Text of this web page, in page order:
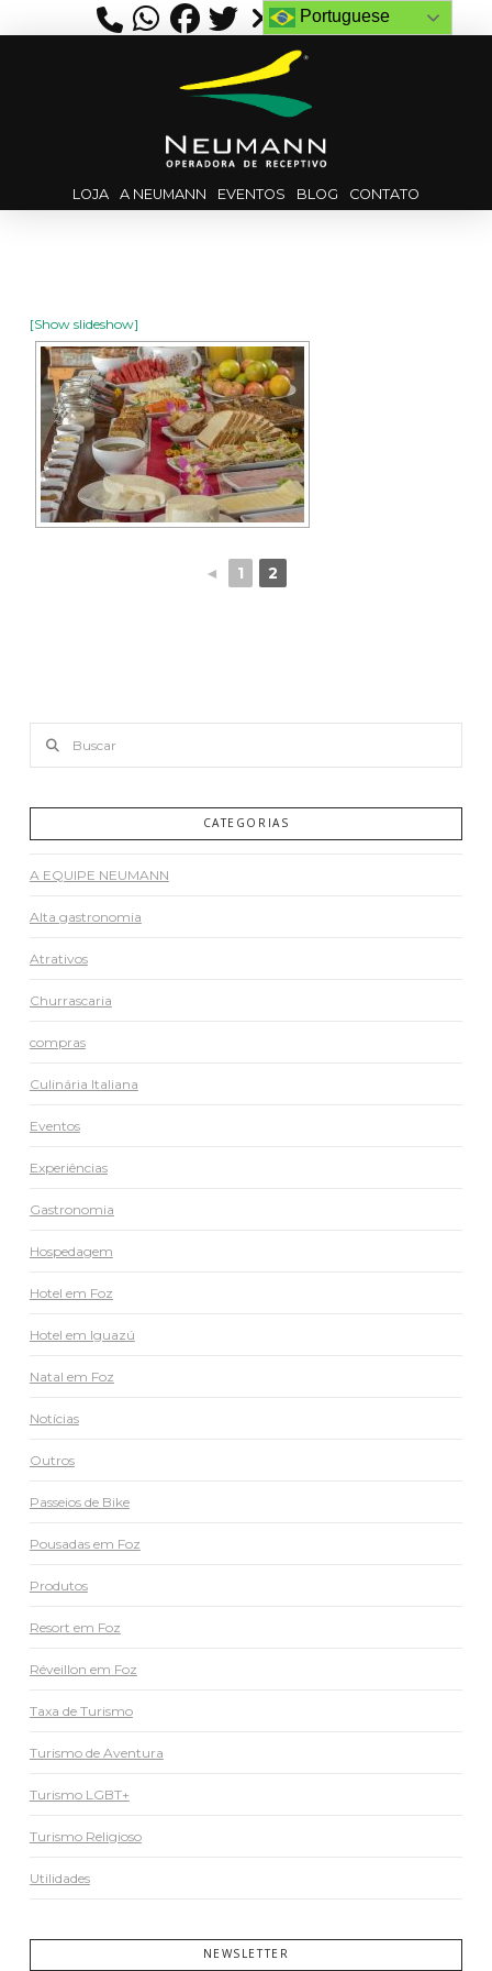
LOJA A NEUMANN EVENTOS BLOG CONTATO
[Show slideshow]
◄ 1 2
CATEGORIAS
A EQUIPE NEUMANN
Alta gastronomia
Atrativos
Churrascaria
compras
Culinária Italiana
Eventos
Experiências
Gastronomia
Hospedagem
Hotel em Foz
Hotel em Iguazú
Natal em Foz
Notícias
Outros
Passeios de Bike
Pousadas em Foz
Produtos
Resort em Foz
Réveillon em Foz
Taxa de Turismo
Turismo de Aventura
Turismo LGBT+
Turismo Religioso
Utilidades
NEWSLETTER
Portuguese